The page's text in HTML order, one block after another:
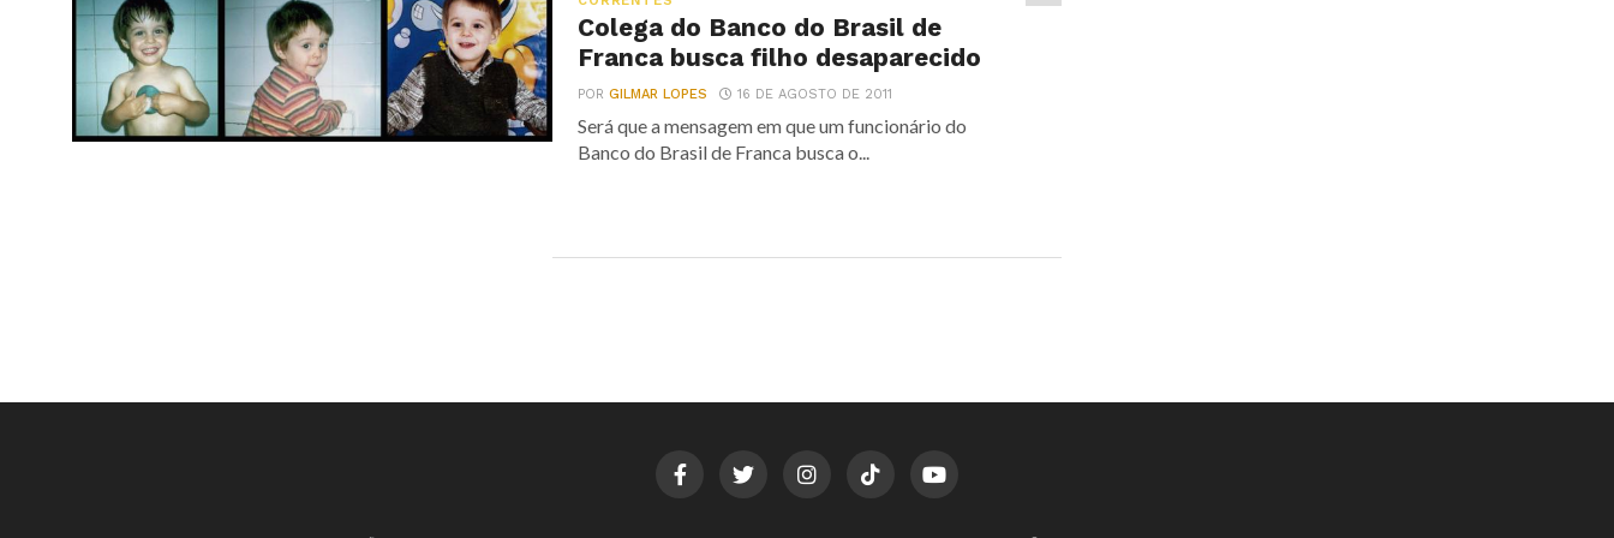
Colega do Banco do Brasil de
Franca busca filho desaparecido
PORGILMAR LOPES 16 DE AGOSTO DE 2011
Será que a mensagem em que um funcionário do
Banco do Brasil de Franca busca o...